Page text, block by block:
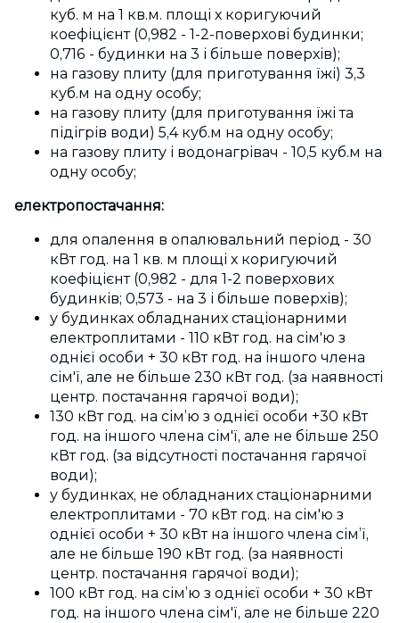
куб. м на 1 кв.м. площі х коригуючий
коефіцієнт (0,982 - 1-2-поверхові будинки;
0,716 - будинки на 3 і більше поверхів);
на газову плиту (для приготування їжі) 3,3
куб.м на одну особу;
на газову плиту (для приготування їжі та
підігрів води) 5,4 куб.м на одну особу;
на газову плиту і водонагрівач - 10,5 куб.м на
одну особу;
електропостачання:
для опалення в опалювальний період - 30
кВтгод. на 1 кв. м площі х коригуючий
коефіцієнт (0,982 - для 1-2 поверхових
будинків; 0,573 - на 3 і більше поверхів);
у будинках обладнаних стаціонарними
електроплитами - 110 кВтгод. на сім'ю з
однієї особи + 30 кВт год. на іншого члена
сім'ї, але не більше 230 кВт год. (за наявності
центр. постачання гарячої води);
130 кВт год. на сім’ю з однієї особи +30 кВт
год. на іншого члена сім'ї, але не більше 250
кВт год. (за відсутності постачання гарячої
води);
у будинках, не обладнаних стаціонарними
електроплитами - 70 кВт год. на сім'ю з
однієї особи + 30 кВт на іншого члена сім’ї,
але не більше 190 кВт год. (за наявності
центр. постачання гарячої води);
100 кВт год. на сім’ю з однієї особи + 30 кВт
год. на іншого члена сім'ї, але не більше 220